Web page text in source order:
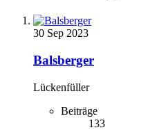
30 Sep 2023
Balsberger
Lückenfüller
Beiträge
133